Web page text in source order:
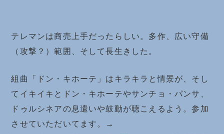
テレマンは商売上手だったらしい。多作、広い守備
（攻撃？）範囲、そして長生きした。
組曲「ドン・キホーテ」はキラキラと情景が、そし
てイキイキとドン・キホーテやサンチョ・パンサ、
ドゥルシネアの息遣いや鼓動が聴こえるよう。参加
させていただいてます。→